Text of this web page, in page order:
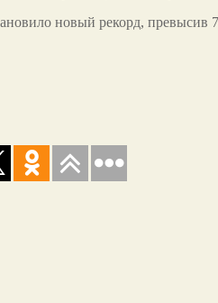
новый рекорд, превысив